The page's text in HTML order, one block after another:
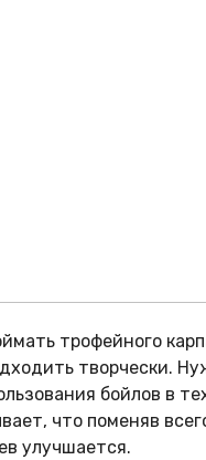
трофейного
творчески.
бойлов в
что поменяв
улучшается.